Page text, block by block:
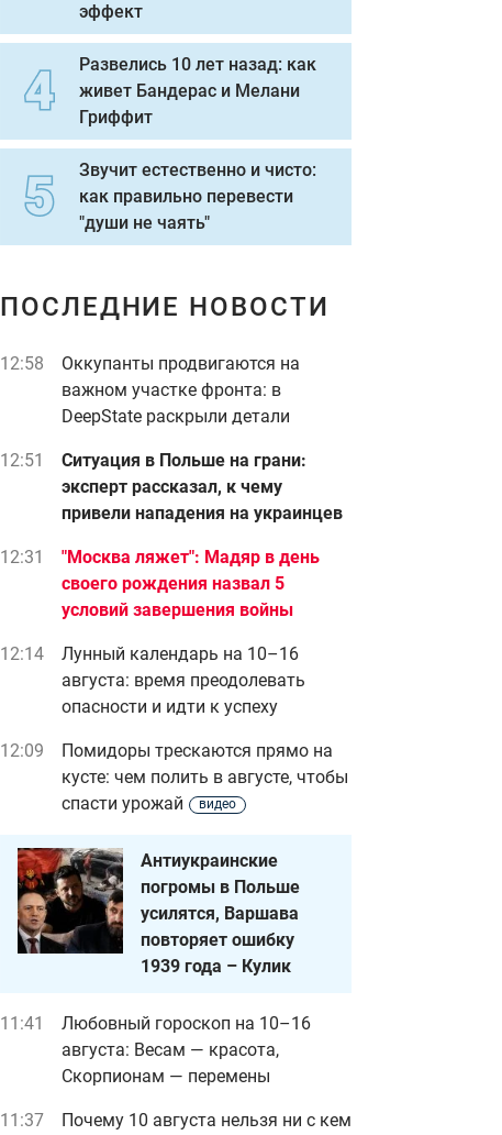
эффект
Развелись 10 лет назад: как
живет Бандерас и Мелани
Гриффит
Звучит естественно и чисто:
как правильно перевести
"души не чаять"
ПОСЛЕДНИЕ НОВОСТИ
12:58
Оккупанты продвигаются на
важном участке фронта: в
DeepState раскрыли детали
12:51
Ситуация в Польше на грани:
эксперт рассказал, к чему
привели нападения на украинцев
12:31
"Москва ляжет": Мадяр в день
своего рождения назва л 5
условий завершения войны
12:14
Лунный календарь на 10–16
августа: время преодолевать
опасности и идти к успеху
12:09
Помидоры трескаются прямо на
кусте: чем полить в августе, чтобы
спасти урожай
видео
Антиукраинские
погромы в Польше
усилятся, Варшава
повторяет ошибку
1939 года – Кулик
11:41
Любовный гороскоп на 10–16
августа: Весам — красота,
Скорпионам — перемены
11:37
Почему 10 августа нельзя ни с кем